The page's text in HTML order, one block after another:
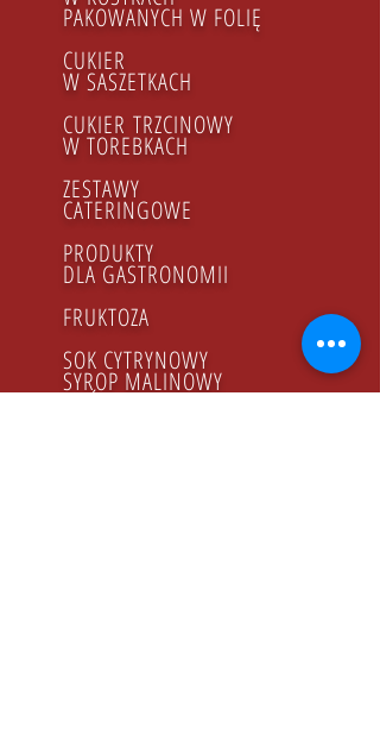
PAKOWANYCH W FOLIĘ
CUKIER
W SASZETKACH
CUKIER TRZCINOWY​
W TOREBKACH
ZESTAWY
CATERINGOWE
PRODUKTY
DLA GASTRONOMII
FRUKTOZA
SOK CYTRYNOWY
SYROP MALINOWY
MIÓD